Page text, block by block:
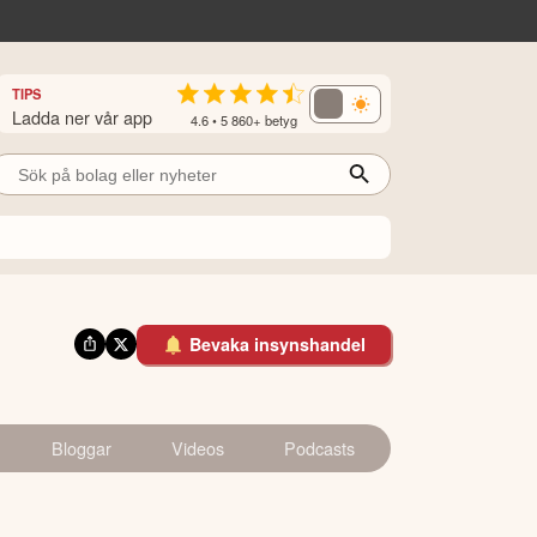
TIPS
Ladda ner vår app 4.6 • 5 860+ betyg
Bevaka insynshandel
Bloggar Videos Podcasts